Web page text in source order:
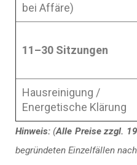
bei Affäre)
11–30 Sitzungen
Hausreinigung /
Energetische Klärung
Hinweis: (Alle Preise zzgl.
begründeten Einzelfällen